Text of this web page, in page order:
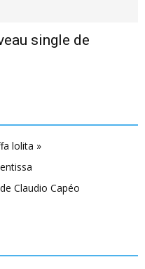
single de
lolita »
Claudio Capéo